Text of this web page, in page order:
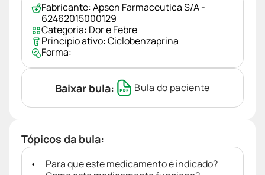
Fabricante:Apsen Farmaceutica S/A -
62462015000129
Categoria: Dor e Febre
Princípio ativo:Ciclobenzaprina
Forma:
Baixar bula: Bula do paciente
Tópicos da bula:
Para que este medicamento é indicado?